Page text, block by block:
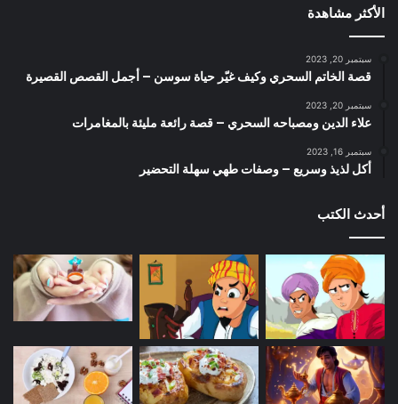
الأكثر مشاهدة
سبتمبر 20, 2023
قصة الخاتم السحري وكيف غيّر حياة سوسن – أجمل القصص القصيرة
سبتمبر 20, 2023
علاء الدين ومصباحه السحري – قصة رائعة مليئة بالمغامرات
سبتمبر 16, 2023
أكل لذيذ وسريع – وصفات طهي سهلة التحضير
أحدث الكتب